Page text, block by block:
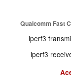
Qualcomm Fast
iperf3
iperf3